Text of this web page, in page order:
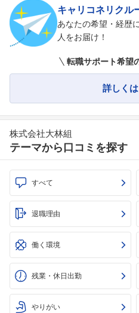
キャリコネリクル
あなたの希望・経歴
人をお届け！
転職サポート希望
詳しく
株式会社大林組
テーマから口コミを探す
すべて
退職理由
働く環境
残業・休日出勤
やりがい